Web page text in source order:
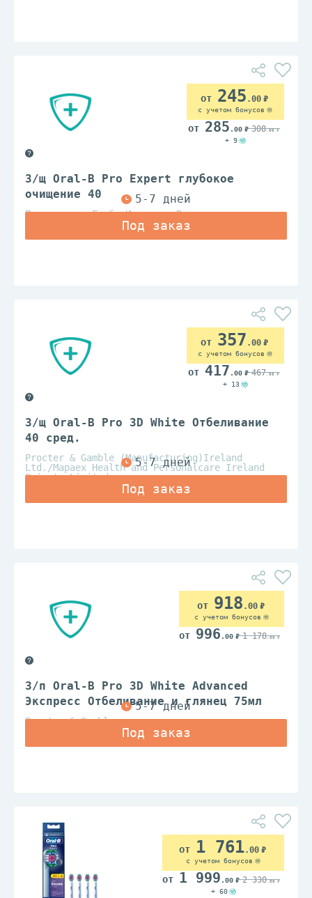
З/щ Oral-B Pro Expert глубокое
очищение 40
Проктер энд Гэмбл Ирландия Лтд
245 .00
с учетом бонусов
285 .00 308.00
+ 9
З/щ Oral-B Pro 3D White Отбеливание
40 сред.
Procter & Gamble (Manufacturing)Ireland
Ltd./Mapaex Health and Personalcare Ireland
Private Limited
357 .00
с учетом бонусов
417 .00 467.00
+ 13
З/п Oral-B Pro 3D White Advanced
Экспресс Отбеливание и глянец 75мл
Procter & Gamble
918 .00
с учетом бонусов
996 .00 1 178.00
1 761.00
с учетом бонусов
1 999 .00 2 330.00
+ 60